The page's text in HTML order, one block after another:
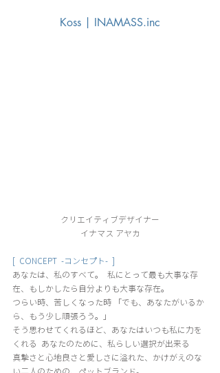
Koss | INAMASS.inc
クリエイティブデザイナー
イナマス アヤカ
[  CONCEPT  -コンセプト-  ]
あなたは、私のすべて。  私にとって最も大事な存
在、もしかしたら自分よりも大事な存在。
つらい時、苦しくなった時 「でも、あなたがいるか
ら、もう少し頑張ろう。」
そう思わせてくれるほど、あなたはいつも私に力を
くれる  あなたのために、私らしい選択が出来る
真摯さと心地良さと愛しさに溢れた、かけがえのな